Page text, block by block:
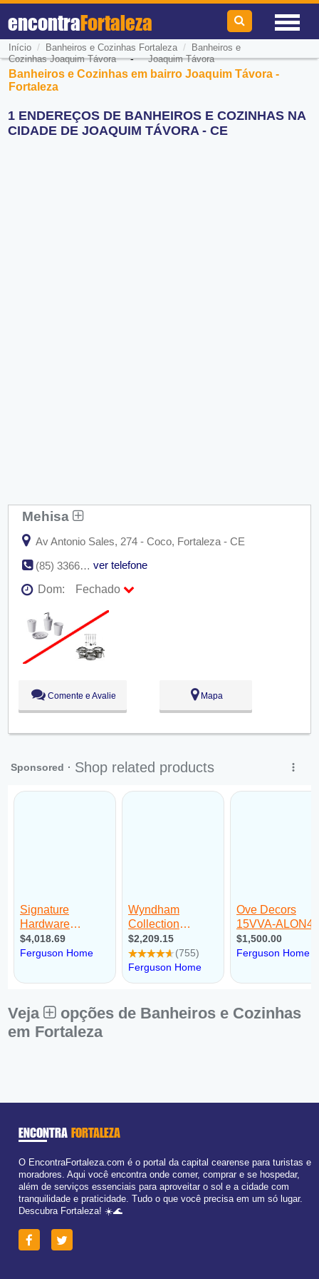
encontraFortaleza
Início / Banheiros e Cozinhas Fortaleza/
Banheiros e
Cozinhas Joaquim Távora-Joaquim Távora
Banheiros e Cozinhas em bairro Joaquim Távora -
Fortaleza
1 ENDEREÇOS DE BANHEIROS E COZINHAS NA
CIDADE DE JOAQUIM TÁVORA - CE
Mehisa
Av Antonio Sales, 274 - Coco, Fortaleza - CE
(85) 3366-6767
ver telefone
Dom:
Fechado
09:00 - 18:00
Ter:
09:00 - 18:00
Qua:
09:00 - 18:00
09:00 - 18:00
Sex:
09:00 - 18:00
Comente e Avalie Mapa
Veja
opções de Banheiros e Cozinhas
em Fortaleza
ENCONTRA FORTALEZA
O EncontraFortaleza.com é o portal da capital cearense para turistas e
moradores. Aqui você encontra onde comer, comprar e se hospedar,
além de serviços essenciais para aproveitar o sol e a cidade com
tranquilidade e praticidade. Tudo o que você precisa em um só lugar.
Descubra Fortaleza! ☀️🌊